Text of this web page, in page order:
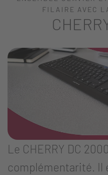
FILAIRE AVEC
Le CHERRY DC
complémentarité. Il